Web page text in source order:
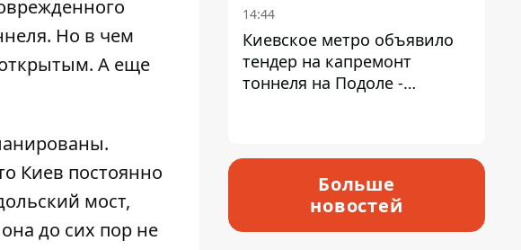
Но в чем
открытым. А еще
Киев постоянно
мост,
до сих пор не
14:44
Киевское метро объявило
тендер на капремонт
тоннеля на Подоле -
Больше
новостей